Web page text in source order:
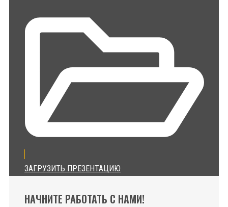
ЗАГРУЗИТЬ ПРЕЗЕНТАЦИЮ
НАЧНИТЕ РАБОТАТЬ С НАМИ!